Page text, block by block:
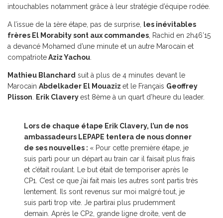
intouchables notamment grâce à leur stratégie d’équipe rodée.
A l’issue de la 1ère étape, pas de surprise,
les inévitables
frères El Morabity sont aux commandes , Rachid en 2h46’15
a devancé Mohamed d’une minute et un autre Marocain et
compatrioteAziz Yachou
Mathieu Blanchard suit à plus de 4 minutes devant le
Marocain Abdelkader El Mouaziz et le Français Geoffrey
Plisson
Erik Claveryest 8ème à un quart d’heure du leader.
Lors de chaque étape Erik Clavery, l’un de nos
ambassadeurs LEPAPE tentera de nous donner
de ses nouvelles : « Pour cette première étape, je
suis parti pour un départ au train car il faisait plus frais
et c’était roulant. Le but était de temporiser après le
CP1. C’est ce que j’ai fait mais les autres sont partis très
lentement. Ils sont revenus sur moi malgré tout, je
suis parti trop vite. Je partirai plus prudemment
demain. Après le CP2, grande ligne droite, vent de